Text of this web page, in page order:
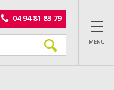
04 94 81 83 79
MENU